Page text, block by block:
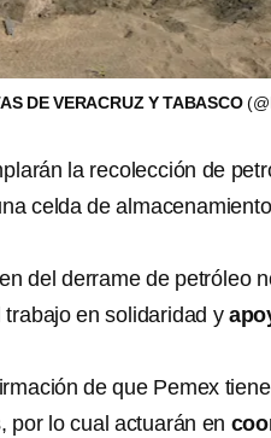
DE VERACRUZ Y TABASCO
la recolección de
celda de
del derrame de petróleo
en solidaridad y
de que Pemex
por lo cual actuarán en